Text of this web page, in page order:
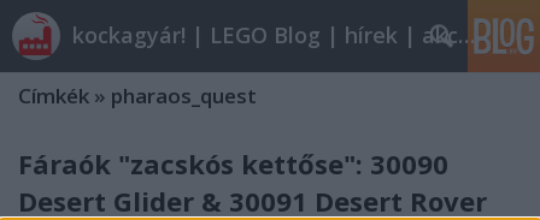
kockagyár! | LEGO Blog | hírek | akciók |
Címkék » pharaos_quest
Fáraók "zacskós kettőse": 30090
Desert Glider & 30091 Desert Rover